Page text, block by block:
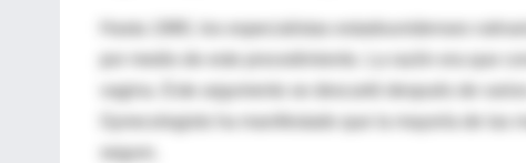
por medio de este procedimiento. La razón era que
vagina. Este argumento se descartó después de
Gynecologists ha manifestado que la mayoría de las
seguro.